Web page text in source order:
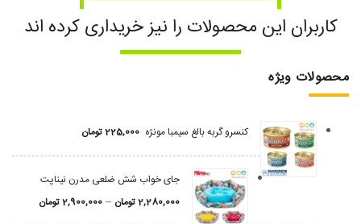
کاربران این محصولات را نیز خریداری کرده اند
محصولات ویژه
کنسرو گربه بالغ سیمبا مونژه 225,000تومان
جای خواب شش ضلعی مدرن نیناپت
2,280,000تومان –
2,900,000تومان